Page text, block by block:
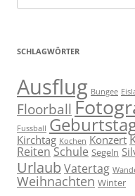
nach:
SCHLAGWÖRTER
Ausflug Bungee
Floorball
Fussball
Kirchtag Kochen Konzert
Reiten Schule Segeln
Urlaub Vatertag
Weihnachten Winter